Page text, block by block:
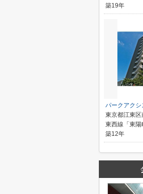
築19年
パークアクシ
東京都江東区
東西線「東
築12年